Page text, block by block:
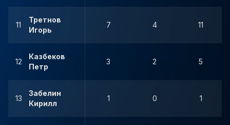
11
Третнов
Игорь
7 4 11
12
Казбеков
Петр
3 2 5
13
Забелин
Кирилл
1 0 1